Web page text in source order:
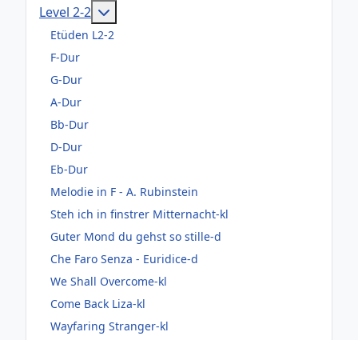
Level 2-2
Etüden L2-2
F-Dur
G-Dur
A-Dur
Bb-Dur
D-Dur
Eb-Dur
Melodie in F - A. Rubinstein
Steh ich in finstrer Mitternacht-kl
Guter Mond du gehst so stille-d
Che Faro Senza - Euridice-d
We Shall Overcome-kl
Come Back Liza-kl
Wayfaring Stranger-kl